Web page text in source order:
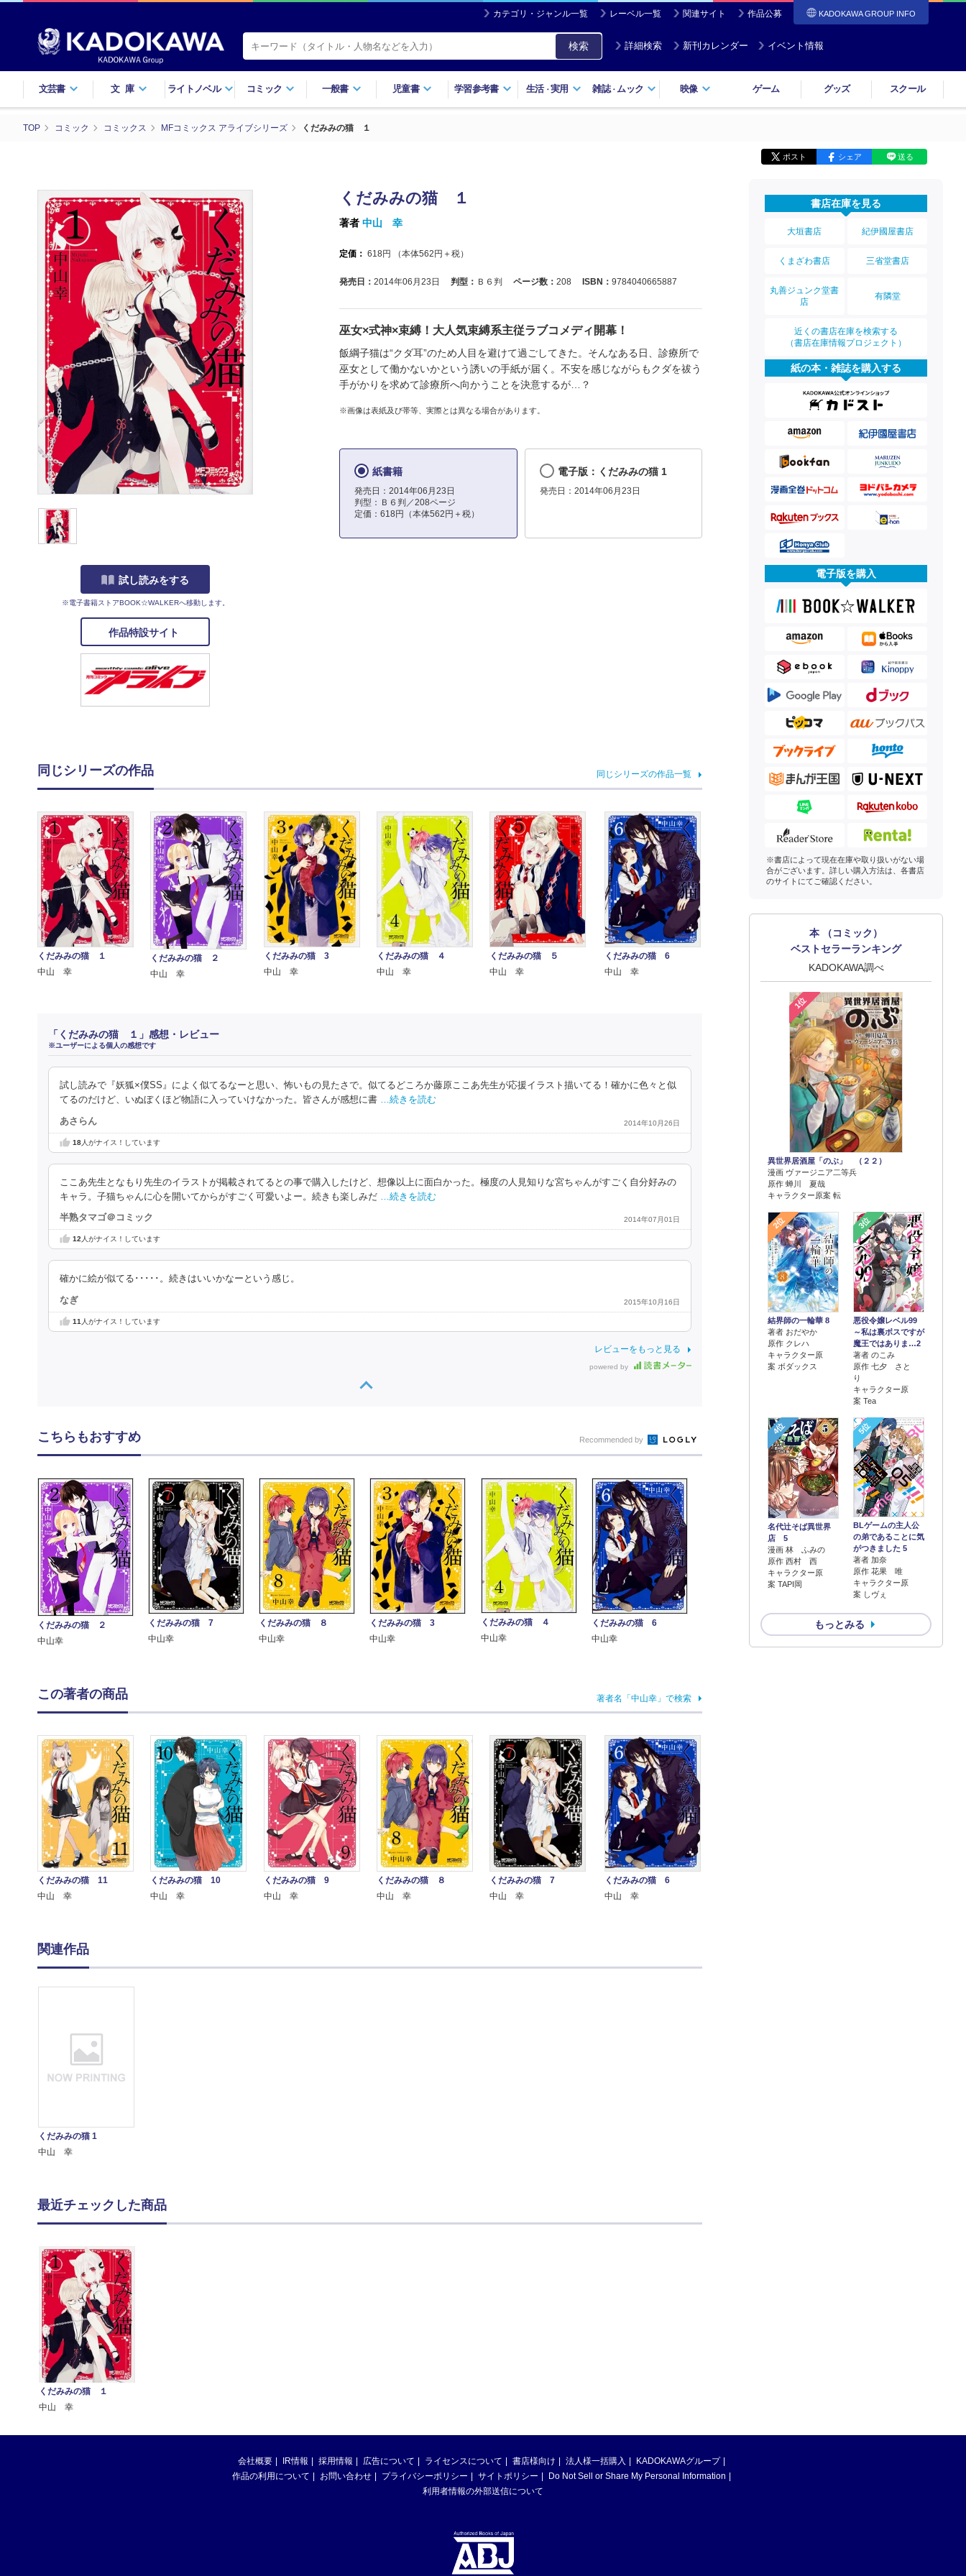
カテゴリ・ジャンル一覧 レーベル一覧 関連サイト 作品公募 KADOKAWA GROUP INFO
検索 詳細検索 新刊カレンダー イベント情報
文芸書 文庫 ライトノベル コミック 一般書 児童書 学習参考書 生活・実用 雑誌・ ムック 映像 ゲーム グッズ スクール
TOP コミック コミックス MFコミックス アライブシリーズ くだみみの猫 １
ポスト シェア 送る
試し読みをする
※電子書籍ストアBOOK☆WALKERへ移動します。
作品特設サイト
くだみみの猫 １
著者 中山 幸
定価： 618円 （本体562 円＋税）
発売日： 2014年06月23日 判型： Ｂ６判 ページ数： 208 ISBN： 9784040665887
巫女×式神×束縛！大人気束縛系主従ラブコメディ開幕！
飯綱子猫は“クダ耳”のため人目を避けて過ごしてきた。そんなある日、診療所で
巫女として働かないかという誘いの手紙が届く。不安を感じながらもクダを祓う
手がかりを求めて診療所へ向かうことを決意するが…？
※画像は表紙及び帯等、実際とは異なる場合があります。
紙書籍
発売日：2014年06月23日
判型：Ｂ６判／208ページ
定価：618円（本体562円＋税）
電子版：くだみみの猫 1
発売日：2014年06月23日
同じシリーズの作品 同じシリーズの作品一覧
くだみみの猫 １
中山 幸
くだみみの猫 ２
中山 幸
くだみみの猫 3
中山 幸
くだみみの猫 ４
中山 幸
くだみみの猫 ５
中山 幸
くだみみの猫 6
中山 幸
「くだみみの猫 １」感想・レビュー
※ユーザーによる個人の感想です
試し読みで『妖狐×僕SS』によく似てるなーと思い、怖いもの見たさで。似てるどころか藤原ここあ先生が応援イラスト描いてる！確かに色々と似
てるのだけど、いぬぼくほど物語に入っていけなかった。皆さんが感想に書 …続きを読む
あさらん 2014年10月26日
18人がナイス！しています
ここあ先生となもり先生のイラストが掲載されてるとの事で購入したけど、想像以上に面白かった。極度の人見知りな宮ちゃんがすごく自分好みの
キャラ。子猫ちゃんに心を開いてからがすごく可愛いよー。続きも楽しみだ …続きを読む
半熟タマゴ＠コミック 2014年07月01日
12人がナイス！しています
確かに絵が似てる･････。続きはいいかなーという感じ。
なぎ 2015年10月16日
11 人がナイス！しています
レビューをもっと見る
powered by
書店在庫を見る
大垣書店 紀伊國屋書店
くまざわ書店 三省堂書店
丸善ジュンク堂書
店
有隣堂
近くの書店在庫を検索する
（書店在庫情報プロジェクト）
紙の本・雑誌を購入する
電子版を購入
※書店によって現在在庫や取り扱いがない場
合がございます。詳しい購入方法は、各書店
のサイトにてご確認ください。
本 （コミック）
ベストセラーランキング
KADOKAWA調べ
1位
異世界居酒屋「のぶ」 （２２）
漫画 ヴァージニア二等兵
原作 蝉川 夏哉
キャラクター原案 転
2位
結界師の一輪華 8
著者 おだやか
原作 クレハ
キャラクター原
案 ボダックス
3位
悪役令嬢レベル99
～私は裏ボスですが
魔王ではありま…2
著者 のこみ
原作 七夕 さと
り
キャラクター原
案 Tea
4位
名代辻そば異世界
店 5
漫画 林 ふみの
原作 西村 西
キャラクター原
案 TAPI岡
5位
BLゲームの主人公
の弟であることに気
がつきました 5
著者 加奈
原作 花果 唯
キャラクター原
案 しヴぇ
もっとみる
こちらもおすすめ Recommended by
くだみみの猫 ２
中山幸
くだみみの猫 7
中山幸
くだみみの猫 ８
中山幸
くだみみの猫 3
中山幸
くだみみの猫 ４
中山幸
くだみみの猫 6
中山幸
この著者の商品 著者名「中山幸」で検索
くだみみの猫 11
中山 幸
くだみみの猫 10
中山 幸
くだみみの猫 9
中山 幸
くだみみの猫 ８
中山 幸
くだみみの猫 7
中山 幸
くだみみの猫 6
中山 幸
関連作品
くだみみの猫 1
中山 幸
最近チェックした商品
くだみみの猫 １
中山 幸
会社概要 IR情報 採用情報 広告について ライセンスについて 書店様向け 法人様一括購入
KADOKAWAグループ
作品の利用について
お問い合わせ プライバシーポリシー サイトポリシー
Do Not Sell or Share My Personal Information
利用者情報の外部送信について